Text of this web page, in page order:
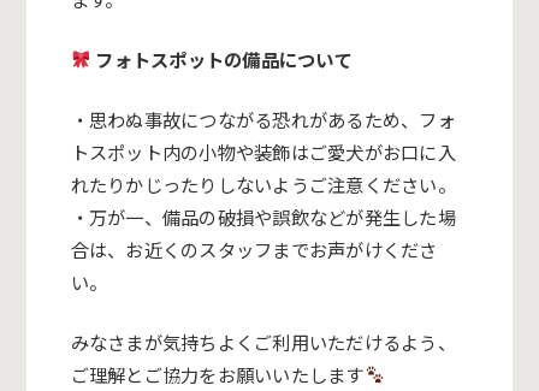
フォトスポットの備品について
・思わぬ事故につながる恐れがあるため、フォ
トスポット内の小物や装飾はご愛犬がお口に入
れたりかじったりしないようご注意ください。
・万が一、備品の破損や誤飲などが発生した場
合は、お近くのスタッフまでお声がけくださ
い。
みなさまが気持ちよくご利用いただけるよう、
ご理解とご協力をお願いいたします